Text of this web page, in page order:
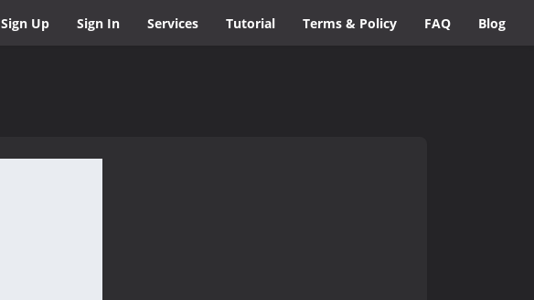
Sign Up Sign In Services Tutorial Terms & Policy FAQ Blog